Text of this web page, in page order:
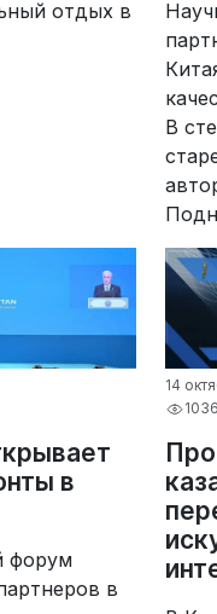
отдых в
В
в
форум
в
14
1036